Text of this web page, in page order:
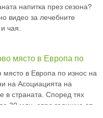
напитка през сезона?
видео за лечебните
чая.
място в Европа по
в Европа по износ на
на Асоциацията на
в страната. Според тях
30 млн. евро годишно от